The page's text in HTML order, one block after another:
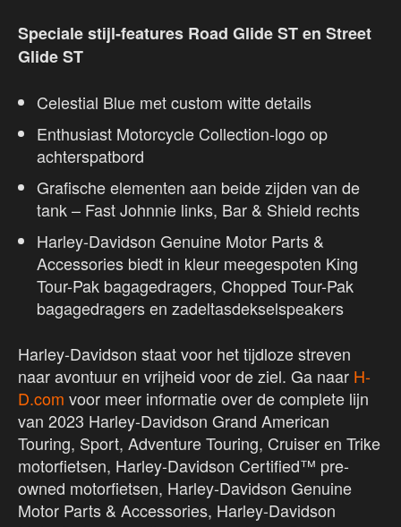
Speciale stijl-features Road Glide ST en Street
Glide ST
Celestial Blue met custom witte details
Enthusiast Motorcycle Collection-logo op
achterspatbord
Grafische elementen aan beide zijden van de
tank – Fast Johnnie links, Bar & Shield rechts
Harley-Davidson Genuine Motor Parts &
Accessories biedt in kleur meegespoten King
Tour-Pak bagagedragers, Chopped Tour-Pak
bagagedragers en zadeltasdekselspeakers
Harley-Davidson staat voor het tijdloze streven
naar avontuur en vrijheid voor de ziel. Ga naar H-
D.com voor meer informatie over de complete lijn
van 2023 Harley-Davidson Grand American
Touring, Sport, Adventure Touring, Cruiser en Trike
motorfietsen, Harley-Davidson Certified™ pre-
owned motorfietsen, Harley-Davidson Genuine
Motor Parts & Accessories, Harley-Davidson